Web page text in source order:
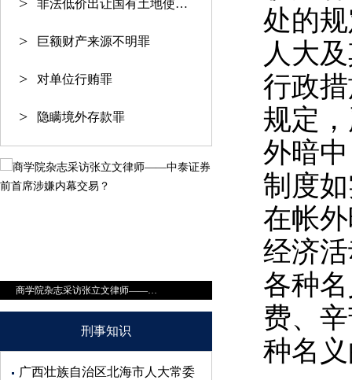
非法低价出让国有土地使用权罪
巨额财产来源不明罪
对单位行贿罪
隐瞒境外存款罪
商学院杂志采访张立文律师——中泰证券前首席涉嫌内幕交易？
刑事知识
广西壮族自治区北海市人大常委
处的
人大
行政
规定
外暗
制度
在帐
经济
各种
费、
种名